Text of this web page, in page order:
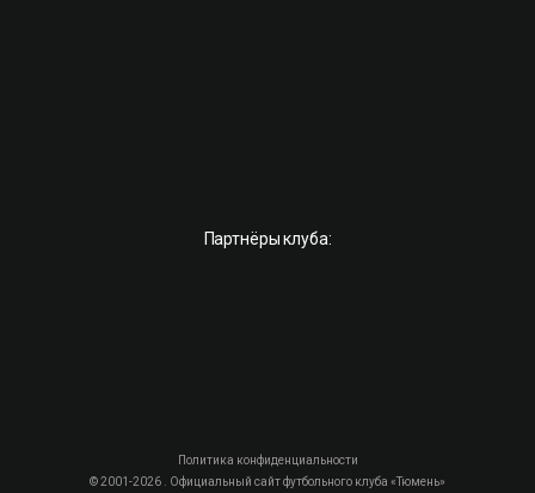
Партнёры клуба:
Политика конфиденциальности
© 2001-2026 . Официальный сайт футбольного клуба «Тюмень»